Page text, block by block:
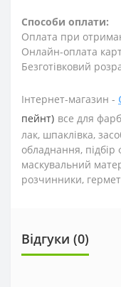
Способи оплати:
Оплата при
Онлайн-оплата
Безготівковий
Інтернет-магазин -
пейнт) все для
лак, шпаклівка,
обладнання,
маскувальний
розчинники,
Відгуки (0)